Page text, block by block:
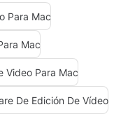
Para Mac
Mac
Video Para Mac
De Edición De Vídeo